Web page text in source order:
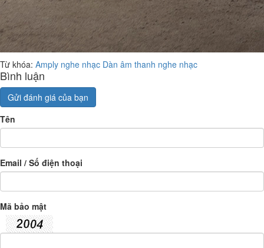
Từ khóa: Amply nghe nhạc Dàn âm thanh nghe nhạc
Bình luận
Gửi đánh giá của bạn
Tên
Email / Số điện thoại
Mã bảo mật